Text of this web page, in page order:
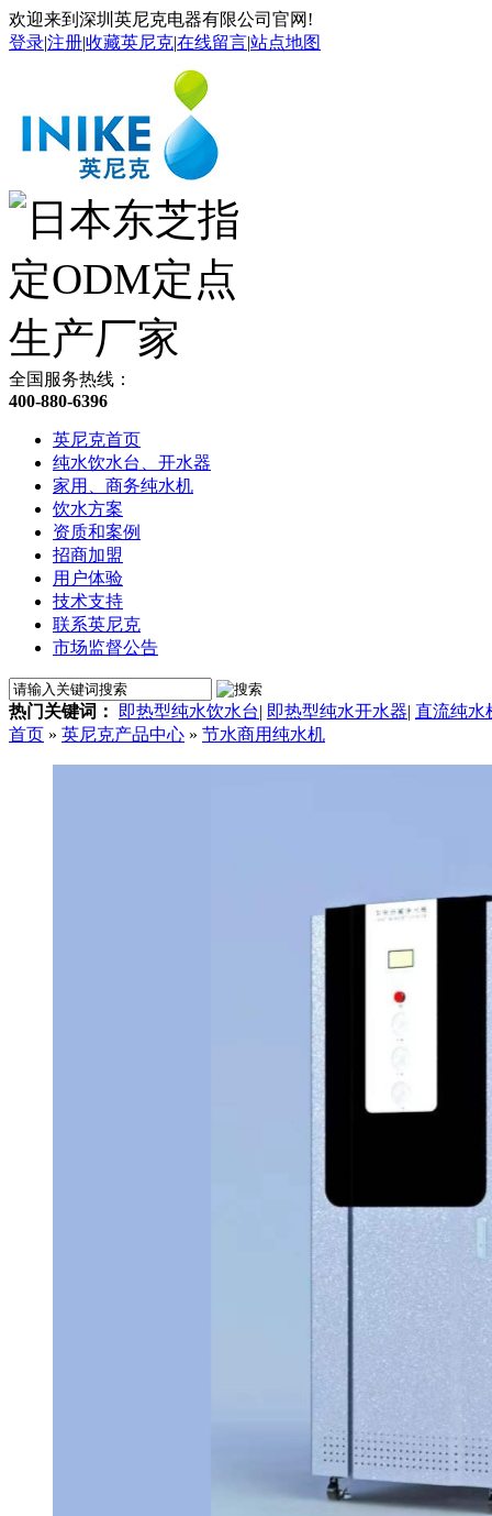
欢迎来到深圳英尼克电器有限公司官网!
登录|注册|收藏英尼克|在线留言|站点地图
全国服务热线：
400-880-6396
英尼克首页
纯水饮水台、开水器
家用、商务纯水机
饮水方案
资质和案例
招商加盟
用户体验
技术支持
联系英尼克
市场监督公告
热门关键词： 即热型纯水饮水台| 即热型纯水开水器| 直流纯水
首页 » 英尼克产品中心 » 节水商用纯水机